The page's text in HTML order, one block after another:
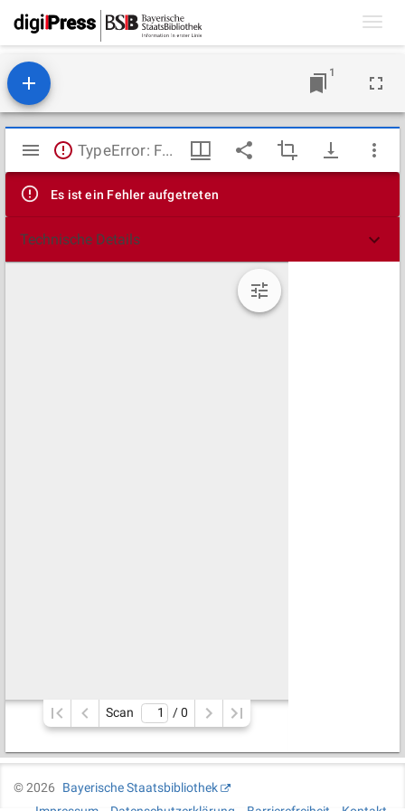
1
Mirador
Viewer
TypeError: Failed to fetch
Es ist ein Fehler aufgetreten
Technische Details
Scan / 0
©2026
Bayerische Staatsbibliothek